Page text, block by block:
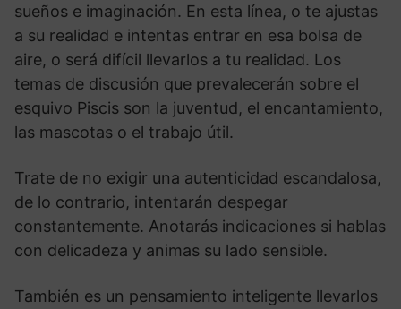
sueños e imaginación. En esta línea, o te ajustas
a su realidad e intentas entrar en esa bolsa de
aire, o será difícil llevarlos a tu realidad. Los
temas de discusión que prevalecerán sobre el
esquivo Piscis son la juventud, el encantamiento,
las mascotas o el trabajo útil.
Trate de no exigir una autenticidad escandalosa,
de lo contrario, intentarán despegar
constantemente. Anotarás indicaciones si hablas
con delicadeza y animas su lado sensible.
También es un pensamiento inteligente llevarlos